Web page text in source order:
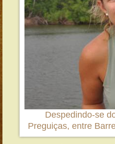
Despedindo-se
Preguiças, entre